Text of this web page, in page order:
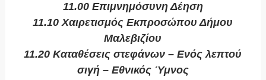
11.00 Επιμνημόσυνη Δέηση
11.10 Χαιρετισμός Εκπροσώπου Δήμου
Μαλεβιζίου
11.20 Καταθέσεις στεφάνων – Ενός λεπτού
σιγή – Εθνικός Ύμνος